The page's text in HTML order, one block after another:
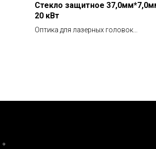
Стекло защитное
20 кВт
Оптика для лазерных головок